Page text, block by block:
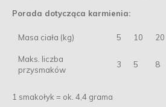
Porada dotycząca karmienia:
Masa ciała (kg) 5 10 20
Maks. liczba
przysmaków
3 5 8
1 smakołyk = ok. 4,4 grama